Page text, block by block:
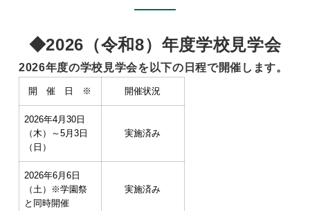
◆2026（令和8） 年度学校見学会
2026年度の学校見学会を以下の日程で開催します。
開 催 日 ※ 開催状況
2026年4月30日
（木）～5月3日
（日）
実施済み
2026年6月6日
（土）※学園祭
と同時開催
実施済み